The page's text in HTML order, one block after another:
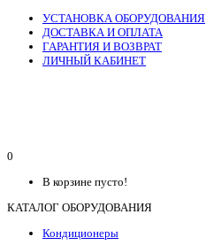
УСТАНОВКА ОБОРУДОВАНИЯ
ДОСТАВКА И ОПЛАТА
ГАРАНТИЯ И ВОЗВРАТ
ЛИЧНЫЙ КАБИНЕТ
0
В корзине пусто!
КАТАЛОГ ОБОРУДОВАНИЯ
Кондиционеры